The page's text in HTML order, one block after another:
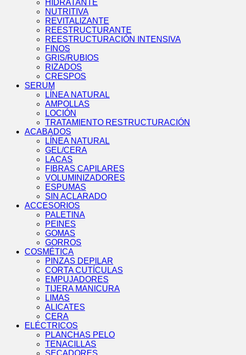
HIDRATANTE
NUTRITIVA
REVITALIZANTE
REESTRUCTURANTE
REESTRUCTURACIÓN INTENSIVA
FINOS
GRIS/RUBIOS
RIZADOS
CRESPOS
SERUM
LÍNEA NATURAL
AMPOLLAS
LOCIÓN
TRATAMIENTO RESTRUCTURACIÓN
ACABADOS
LÍNEA NATURAL
GEL/CERA
LACAS
FIBRAS CAPILARES
VOLUMINIZADORES
ESPUMAS
SIN ACLARADO
ACCESORIOS
PALETINA
PEINES
GOMAS
GORROS
COSMÉTICA
PINZAS DEPILAR
CORTA CUTÍCULAS
EMPUJADORES
TIJERA MANICURA
LIMAS
ALICATES
CERA
ELÉCTRICOS
PLANCHAS PELO
TENACILLAS